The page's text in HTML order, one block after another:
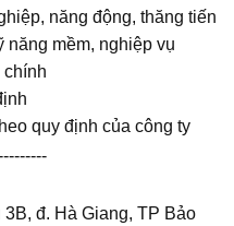
năng động, thăng tiến
mềm, nghiệp vụ
chính
quy định của công ty
đ. Hà Giang, TP Bảo